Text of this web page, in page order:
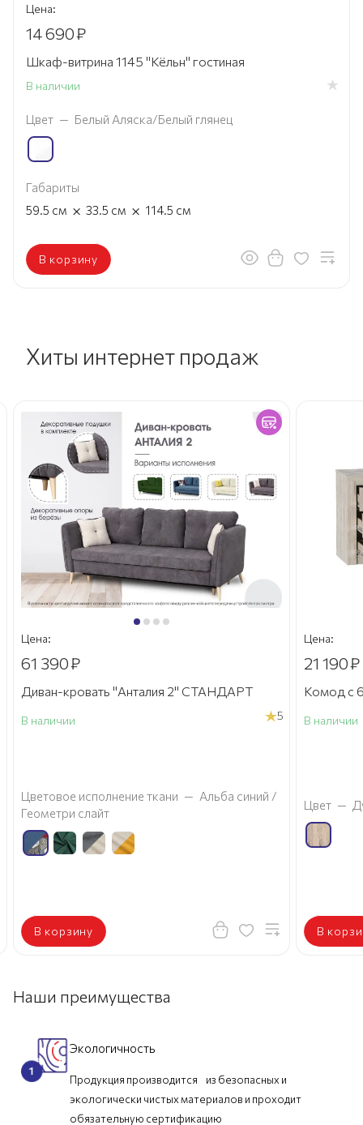
Цена:
14 690₽
Шкаф-витрина 1145 "Кёльн" гостиная
В наличии
Цвет — Белый Аляска/Белый глянец
Габариты
59.5 см × 33.5 см × 114.5 см
В корзину
Хиты интернет продаж
Цена:
61 390₽
Диван-кровать "Анталия 2" СТАНДАРТ
В наличии 5
Цветовое исполнение ткани — Альба синий /
Геометри слайт
В корзину
Цена:
21 190₽
Комод с
В наличии
Цвет —
В
Наши преимущества
Экологичность
Продукция производится из безопасных и
экологически чистых материалов и проходит
обязательную сертификацию